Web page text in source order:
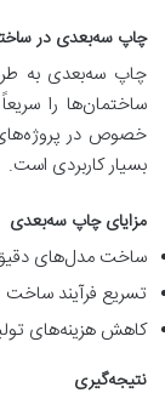
چاپ سه‌بعدی در
چاپ سه‌بعدی به
ساختمان‌ها را
خصوص در پروژه‌های
بسیار کاربردی است.
مزایای چاپ سه‌بعدی
ساخت مدل‌های
تسریع فرآیند ساخت
کاهش هزینه‌های
نتیجه‌گیری